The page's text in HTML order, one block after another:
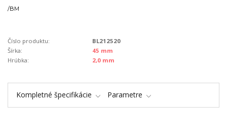
/BM
Číslo produktu:
BL212520
Šírka:
45 mm
Hrúbka:
2,0 mm
Kompletné špecifikácie Parametre